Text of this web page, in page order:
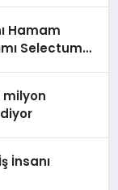
Hamam
Selectum
milyon
İnsanı